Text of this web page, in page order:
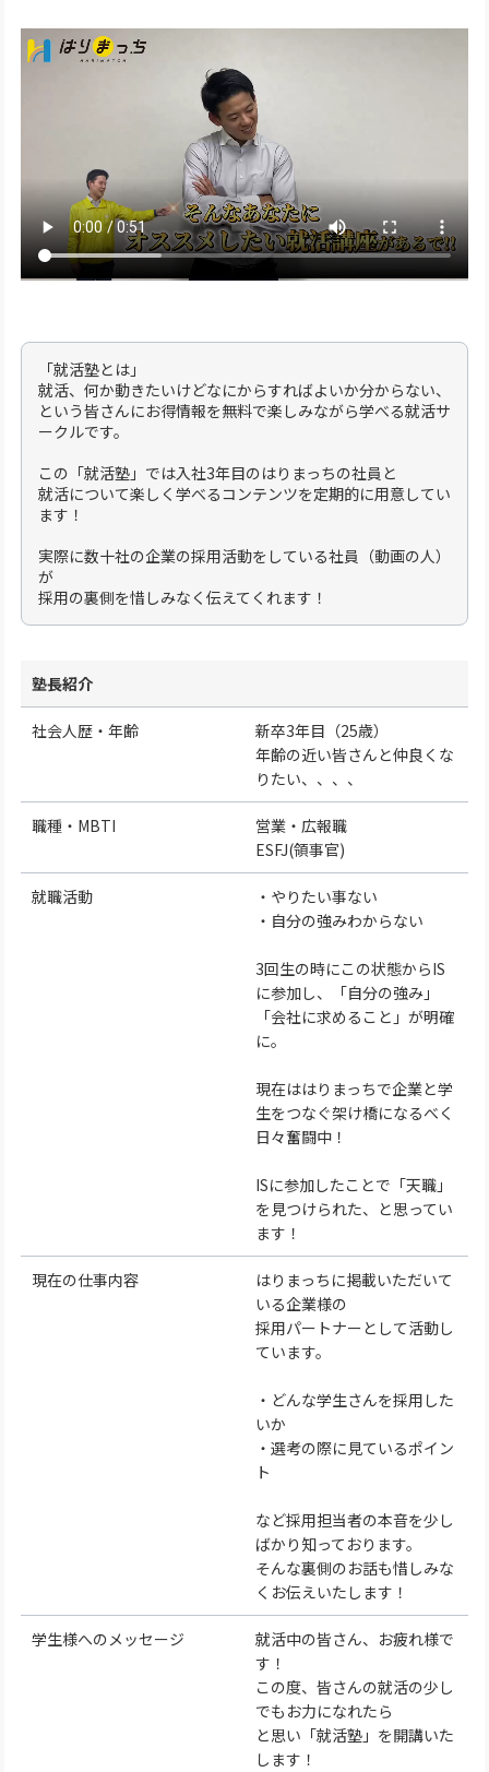
「就活塾とは」
就活、何か動きたいけどなにからすればよいか分からない、
という皆さんにお得情報を無料で楽しみながら学べる就活サ
ークルです。
この「就活塾」では入社3年目のはりまっちの社員と
就活について楽しく学べるコンテンツを定期的に用意してい
ます！
実際に数十社の企業の採用活動をしている社員（動画の人）
が
採用の裏側を惜しみなく伝えてくれます！
塾長紹介
社会人歴・年齢
新卒3年目（25歳）
年齢の近い皆さんと仲良くな
りたい、、、、
職種・MBTI
営業・広報職
ESFJ(領事官)
就職活動
・やりたい事ない
・自分の強みわからない
3回生の時にこの状態からIS
に参加し、「自分の強み」
「会社に求めること」が明確
に。
現在ははりまっちで企業と学
生をつなぐ架け橋になるべく
日々奮闘中！
ISに参加したことで「天職」
を見つけられた、と思ってい
ます！
現在の仕事内容
はりまっちに掲載いただいて
いる企業様の
採用パートナーとして活動し
ています。
・どんな学生さんを採用した
いか
・選考の際に見ているポイン
ト
など採用担当者の本音を少し
ばかり知っております。
そんな裏側のお話も惜しみな
くお伝えいたします！
学生様へのメッセージ
就活中の皆さん、お疲れ様で
す！
この度、皆さんの就活の少し
でもお力になれたら
と思い「就活塾」を開講いた
します！